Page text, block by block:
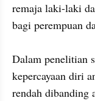
remaja laki-laki
bagi perempuan
Dalam penelitian
kepercayaan diri
rendah dibanding